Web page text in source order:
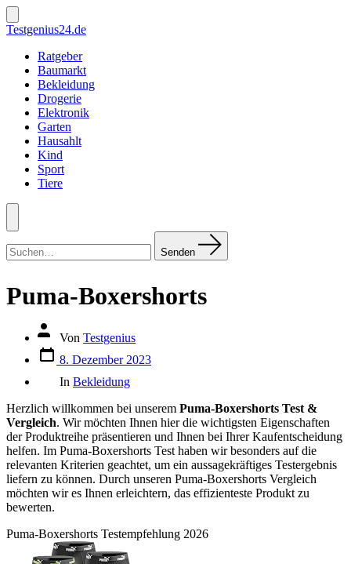
Zum
Inhalt
springen
Suche
ein-/ausblenden
Testgenius24.de
Ratgeber
Baumarkt
Bekleidung
Drogerie
Elektronik
Garten
Hausahlt
Kind
Sport
Tiere
Menü
nach:
Senden
Puma-Boxershorts
Autor
Beitrags
Von Testgenius
Datum
des
Beitrags
8. Dezember 2023
In Bekleidung
Herzlich willkommen bei unserem Puma-Boxershorts Test &
Vergleich. Wir möchten Ihnen hier die wichtigsten Eigenschaften
der Produktreihe präsentieren und Ihnen bei Ihrer Kaufentscheidung
helfen. Im Puma-Boxershorts Test haben wir besonders auf die
relevanten Kriterien geachtet, um ein aussagekräftiges Testergebnis
liefern zu können. Durch unseren Puma-Boxershorts Vergleich
möchten wir es Ihnen erleichtern, das effizienteste Produkt zu
bewerten.
Puma-Boxershorts Testempfehlung 2026